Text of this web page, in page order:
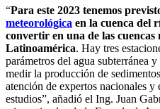
“Para este 2023 tenemos
meteorológica en la cuenca del
convertir en una de las cuencas
Latinoamérica. Hay tres
parámetros del agua subterránea
medir la producción de
atención de expertos nacionales
estudios”, añadió el Ing. Juan